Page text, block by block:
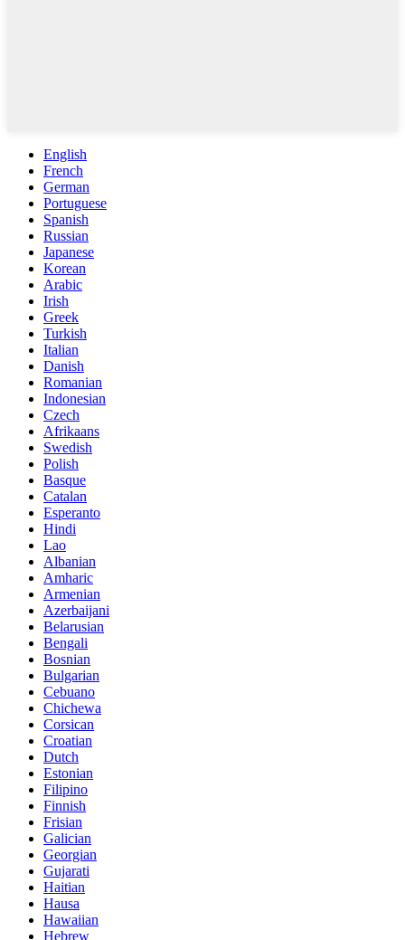
English
French
German
Portuguese
Spanish
Russian
Japanese
Korean
Arabic
Irish
Greek
Turkish
Italian
Danish
Romanian
Indonesian
Czech
Afrikaans
Swedish
Polish
Basque
Catalan
Esperanto
Hindi
Lao
Albanian
Amharic
Armenian
Azerbaijani
Belarusian
Bengali
Bosnian
Bulgarian
Cebuano
Chichewa
Corsican
Croatian
Dutch
Estonian
Filipino
Finnish
Frisian
Galician
Georgian
Gujarati
Haitian
Hausa
Hawaiian
Hebrew